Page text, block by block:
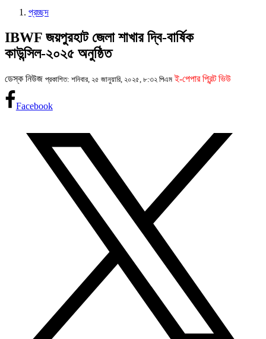
প্রচ্ছদ
IBWF জয়পুরহাট জেলা শাখার দ্বি-বার্ষিক
কাউন্সিল-২০২৫ অনুষ্ঠিত
ডেস্ক নিউজ প্রকাশিত: শনিবার, ২৫ জানুয়ারি, ২০২৫, ৮:৩২ পিএম ই-পেপার প্রিন্ট ভিউ
Facebook